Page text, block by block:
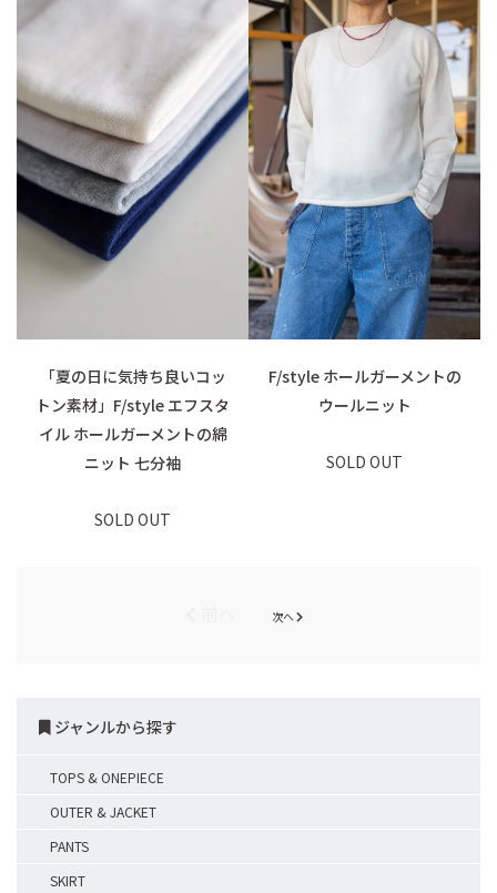
「夏の日に気持ち良いコッ
トン素材」F/style エフスタ
イル ホールガーメントの綿
ニット 七分袖
SOLD OUT
F/style ホールガーメントの
ウールニット
SOLD OUT
次へ
ジャンルから探す
TOPS & ONEPIECE
OUTER & JACKET
PANTS
SKIRT